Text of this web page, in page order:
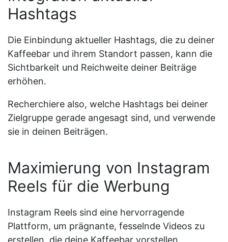
Hashtags
Die Einbindung aktueller Hashtags, die zu deiner
Kaffeebar und ihrem Standort passen, kann die
Sichtbarkeit und Reichweite deiner Beiträge
erhöhen.
Recherchiere also, welche Hashtags bei deiner
Zielgruppe gerade angesagt sind, und verwende
sie in deinen Beiträgen.
Maximierung von Instagram
Reels für die Werbung
Instagram Reels sind eine hervorragende
Plattform, um prägnante, fesselnde Videos zu
erstellen, die deine Kaffeebar vorstellen.